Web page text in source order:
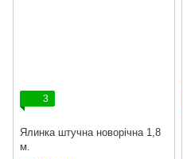
3
Ялинка штучна новорічна 1,8
м.